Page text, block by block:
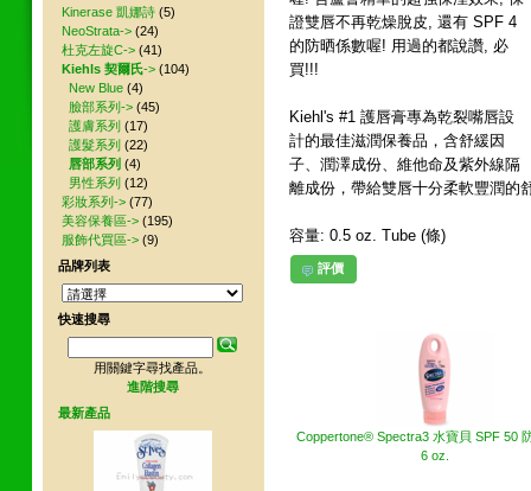
證雙唇不再乾燥脫皮, 還有 SPF 4
的防晒係數喔! 用過的都說讚, 必
買!!!
Kiehl's #1 護唇膏專為乾裂嘴唇設
計的最佳滋潤保養品，含舒緩因
子、潤澤成份、維他命及紫外線隔
離成份，帶給雙唇十分柔軟豐潤的
容量: 0.5 oz. Tube (條)
評價
Coppertone® Spectra3 水寶貝 SPF 50
6 oz.
Kinerase 凱娜詩 (5)
NeoStrata-> (24)
杜克左旋C-> (41)
Kiehls 契爾氏-> (104)
New Blue (4)
臉部系列-> (45)
護膚系列 (17)
護髮系列 (22)
唇部系列 (4)
男性系列 (12)
彩妝系列-> (77)
美容保養區-> (195)
服飾代買區-> (9)
品牌列表
快速搜尋
用關鍵字尋找產品。
進階搜尋
最新產品